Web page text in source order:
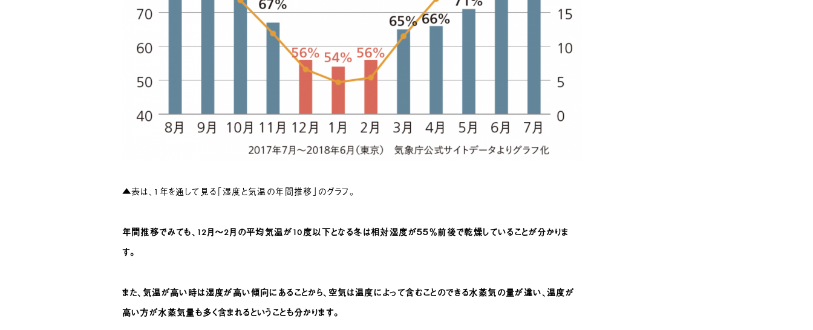
▲表は、1年を通して見る「湿度と気温の年間推移」のグラフ。
年間推移でみても、12月〜2月の平均気温が10度以下となる冬は相対湿度が５５％前後で乾燥していることが分かりま
す。
また、気温が高い時は湿度が高い傾向にあることから、空気は温度によって含むことのできる水蒸気の量が違い、温度が
高い方が水蒸気量も多く含まれるということも分かります。